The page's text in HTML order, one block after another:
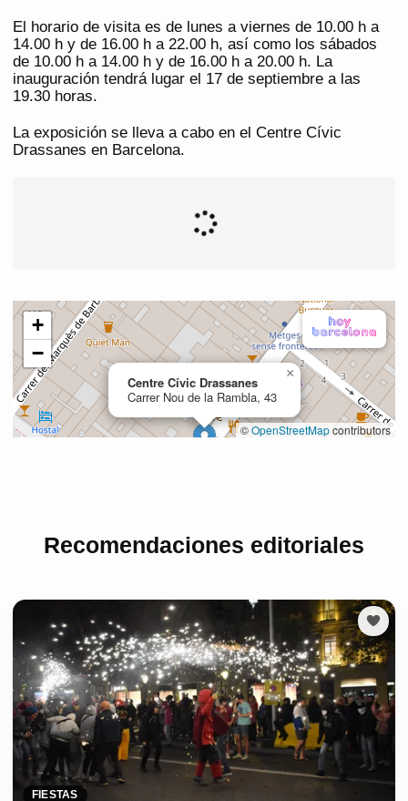
El horario de visita es de lunes a viernes de 10.00 h a
14.00 h y de 16.00 h a 22.00 h, así como los sábados
de 10.00 h a 14.00 h y de 16.00 h a 20.00 h. La
inauguración tendrá lugar el 17 de septiembre a las
19.30 horas.
La exposición se lleva a cabo en el Centre Cívic
Drassanes en Barcelona.
Recomendaciones editoriales
FIESTAS